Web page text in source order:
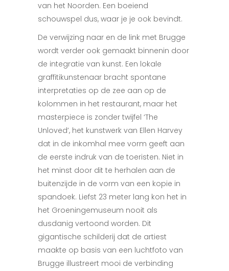
van het Noorden. Een boeiend
schouwspel dus, waar je je ook bevindt.
De verwijzing naar en de link met Brugge
wordt verder ook gemaakt binnenin door
de integratie van kunst. Een lokale
graffitikunstenaar bracht spontane
interpretaties op de zee aan op de
kolommen in het restaurant, maar het
masterpiece is zonder twijfel ‘The
Unloved’, het kunstwerk van Ellen Harvey
dat in de inkomhal mee vorm geeft aan
de eerste indruk van de toeristen. Niet in
het minst door dit te herhalen aan de
buitenzijde in de vorm van een kopie in
spandoek. Liefst 23 meter lang kon het in
het Groeningemuseum nooit als
dusdanig vertoond worden. Dit
gigantische schilderij dat de artiest
maakte op basis van een luchtfoto van
Brugge illustreert mooi de verbinding